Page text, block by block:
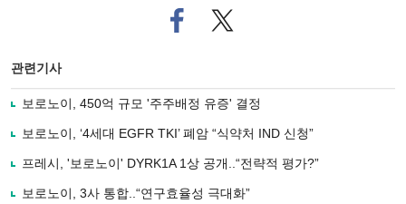
페
이
로
기
사
유
기
트위
터로
관련기사
보로노이, 450억 규모 '주주배정 유증' 결정
보로노이, ‘4세대 EGFR TKI’ 폐암 “식약처 IND 신청”
프레시, '보로노이' DYRK1A 1상 공개..“전략적 평가?”
보로노이, 3사 통합..“연구효율성 극대화”